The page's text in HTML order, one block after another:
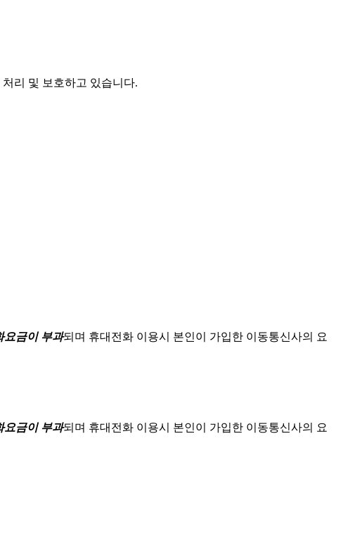
리 및 보호하고 있습니다.
요금이 부과되며 휴대전화 이용시 본인이 가입한 이동통신사의 요
요금이 부과되며 휴대전화 이용시 본인이 가입한 이동통신사의 요